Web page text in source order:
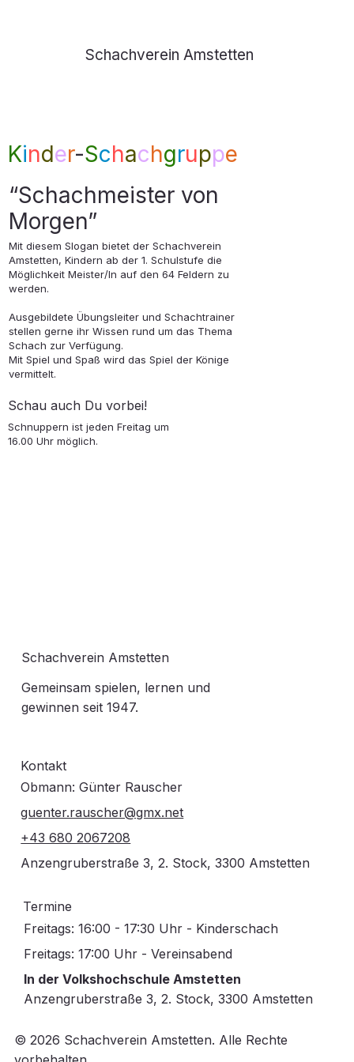
Schachverein Amstetten
Kinder-Schachgruppe
“Schachmeister von
Morgen”
Mit diesem Slogan bietet der Schachverein
Amstetten, Kindern ab der 1. Schulstufe die
Möglichkeit Meister/In auf den 64 Feldern zu
werden.
Ausgebildete Übungsleiter und Schachtrainer
stellen gerne ihr Wissen rund um das Thema
Schach zur Verfügung.
Mit Spiel und Spaß wird das Spiel der Könige
vermittelt.
Schau auch Du vorbei!
Schnuppern ist jeden Freitag um
16.00 Uhr möglich.
Schachverein Amstetten
Gemeinsam spielen, lernen und
gewinnen seit 1947.
Kontakt
Obmann: Günter Rauscher
guenter.rauscher@gmx.net
+43 680 2067208
Anzengruberstraße 3, 2. Stock, 3300 Amstetten
Termine
Freitags: 16:00 - 17:30 Uhr - Kinderschach
Freitags: 17:00 Uhr - Vereinsabend
In der Volkshochschule Amstetten
Anzengruberstraße 3, 2. Stock, 3300 Amstetten
© 2026 Schachverein Amstetten. Alle Rechte